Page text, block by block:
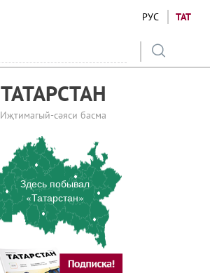
РУС ТАТ
ТАТАРСТАН
Иҗтимагый-сәяси басма
Здесь побывал
«Татарстан»